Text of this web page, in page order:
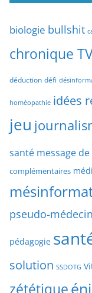
e
a
y
e
d
’
a
i
c
e
r
h
p
a
t
e
biologie bullshit
chronique
déduction défi
homéopathie idées
jeu
santé message
complémentaires
pseudo-
pédagogie
solution SSDOTG
zététique